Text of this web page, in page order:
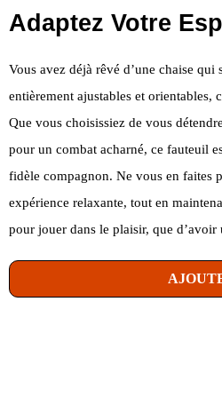
Adaptez Votre
Vous avez déjà rêvé d’une chaise
entièrement ajustables et orientables,
Que vous choisissiez de vous
pour un combat acharné, ce fauteuil
fidèle compagnon. Ne vous en faites
expérience relaxante, tout en
pour jouer dans le plaisir, que